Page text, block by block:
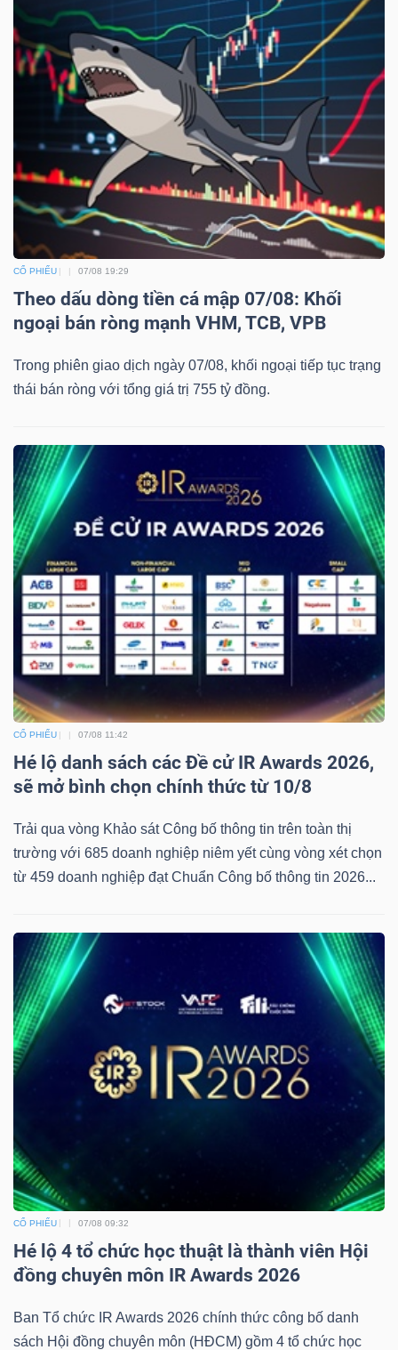
CỔ PHIẾU 07/08 19:29
Theo dấu dòng tiền cá mập 07/08: Khối
ngoại bán ròng mạnh VHM, TCB, VPB
Trong phiên giao dịch ngày 07/08, khối ngoại tiếp tục trạng
thái bán ròng với tổng giá trị 755 tỷ đồng.
CỔ PHIẾU 07/08 11:42
Hé lộ danh sách các Đề cử IR Awards 2026,
sẽ mở bình chọn chính thức từ 10/8
Trải qua vòng Khảo sát Công bố thông tin trên toàn thị
trường với 685 doanh nghiệp niêm yết cùng vòng xét chọn
từ 459 doanh nghiệp đạt Chuẩn Công bố thông tin 2026...
CỔ PHIẾU 07/08 09:32
Hé lộ 4 tổ chức học thuật là thành viên Hội
đồng chuyên môn IR Awards 2026
Ban Tổ chức IR Awards 2026 chính thức công bố danh
sách Hội đồng chuyên môn (HĐCM) gồm 4 tổ chức học